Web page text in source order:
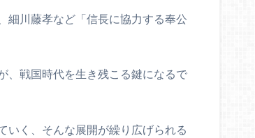
細川藤孝など「信長に協力する奉公
、戦国時代を生き残こる鍵になるで
いく、そんな展開が繰り広げられる